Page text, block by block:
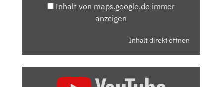
Inhalt von maps.google.de immer
anzeigen
Inhalt direkt öffnen